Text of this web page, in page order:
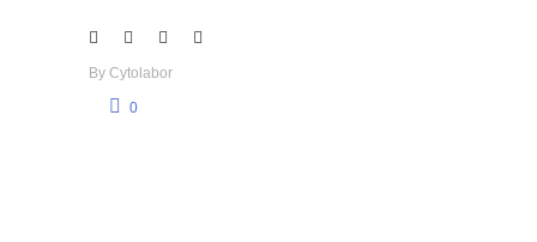
By Cytolabor
0